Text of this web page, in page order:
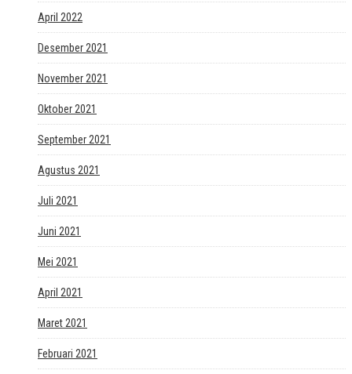
April 2022
Desember 2021
November 2021
Oktober 2021
September 2021
Agustus 2021
Juli 2021
Juni 2021
Mei 2021
April 2021
Maret 2021
Februari 2021